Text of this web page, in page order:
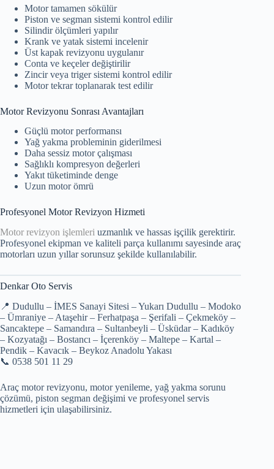
Motor tamamen sökülür
Piston ve segman sistemi kontrol edilir
Silindir ölçümleri yapılır
Krank ve yatak sistemi incelenir
Üst kapak revizyonu uygulanır
Conta ve keçeler değiştirilir
Zincir veya triger sistemi kontrol edilir
Motor tekrar toplanarak test edilir
Motor Revizyonu Sonrası Avantajları
Güçlü motor performansı
Yağ yakma probleminin giderilmesi
Daha sessiz motor çalışması
Sağlıklı kompresyon değerleri
Yakıt tüketiminde denge
Uzun motor ömrü
Profesyonel Motor Revizyon Hizmeti
Motor revizyon işlemleri uzmanlık ve hassas işçilik gerektirir.
Profesyonel ekipman ve kaliteli parça kullanımı sayesinde araç
motorları uzun yıllar sorunsuz şekilde kullanılabilir.
Denkar Oto Servis
📍 Dudullu – İMES Sanayi Sitesi – Yukarı Dudullu – Modoko
– Ümraniye – Ataşehir – Ferhatpaşa – Şerifali – Çekmeköy –
Sancaktepe – Samandıra – Sultanbeyli – Üsküdar – Kadıköy
– Kozyatağı – Bostancı – İçerenköy – Maltepe – Kartal –
Pendik – Kavacık – Beykoz Anadolu Yakası
📞 0538 501 11 29
Araç motor revizyonu, motor yenileme, yağ yakma sorunu
çözümü, piston segman değişimi ve profesyonel servis
hizmetleri için ulaşabilirsiniz.